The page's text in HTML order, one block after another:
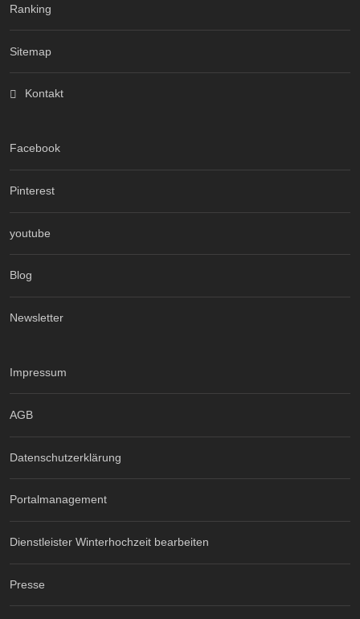
Ranking
Sitemap
Kontakt
Facebook
Pinterest
youtube
Blog
Newsletter
Impressum
AGB
Datenschutzerklärung
Portalmanagement
Dienstleister Winterhochzeit bearbeiten
Presse